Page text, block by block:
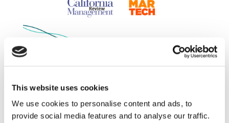
This website uses cookies
We use cookies to personalise content and ads, to
provide social media features and to analyse our traffic.
O czym się mówi w świecie biznesu –
Wharton School, Bain & Company, Martech,
maj 13, 2024 |Blogosfera
Technologia ,Trendy,Wiedza